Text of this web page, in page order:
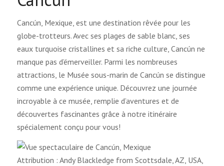
Cancún, Mexique, est une destination rêvée pour les
globe-trotteurs. Avec ses plages de sable blanc, ses
eaux turquoise cristallines et sa riche culture, Cancún ne
manque pas d’émerveiller. Parmi les nombreuses
attractions, le Musée sous-marin de Cancún se distingue
comme une expérience unique. Découvrez une journée
incroyable à ce musée, remplie d’aventures et de
découvertes fascinantes grâce à notre itinéraire
spécialement conçu pour vous!
Attribution : Andy Blackledge from Scottsdale, AZ, USA,